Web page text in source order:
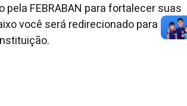
FEBRABAN para fortalecer suas
você será redirecionado para o site